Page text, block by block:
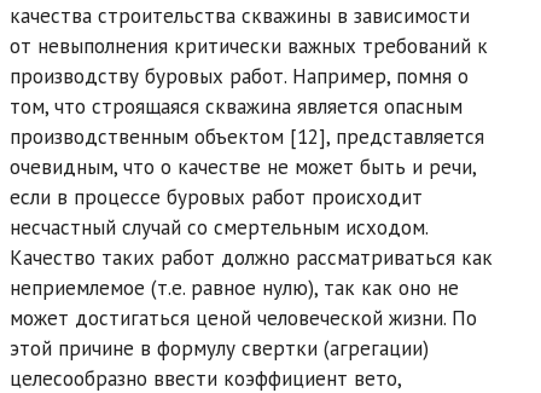
качества строительства скважины в зависимости
от невыполнения критически важных требований к
производству буровых работ. Например, помня о
том, что строящаяся скважина является опасным
производственным объектом [12], представляется
очевидным, что о качестве не может быть и речи,
если в процессе буровых работ происходит
несчастный случай со смертельным исходом.
Качество таких работ должно рассматриваться как
неприемлемое (т.е. равное нулю), так как оно не
может достигаться ценой человеческой жизни. По
этой причине в формулу свертки (агрегации)
целесообразно ввести коэффициент вето,